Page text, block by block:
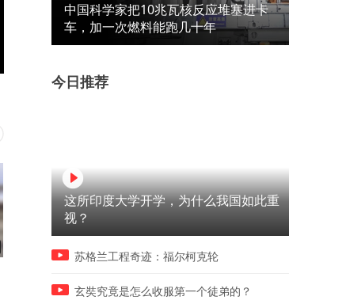
碑，竟是座1000多年的皇帝
头，竟是一座500年的王爷
中国科学家把10兆瓦核反应堆塞进卡
车，加一次燃料能跑几十年
今日推荐
这所印度大学开学，为什么我国如此重
视？
苏格兰工程奇迹：福尔柯克轮
玄奘究竟是怎么收服第一个徒弟的？